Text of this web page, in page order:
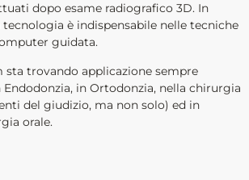
dopo esame radiografico 3D. In
è indispensabile nelle tecniche
guidata.
sta trovando applicazione sempre
in Ortodonzia, nella chirurgia
del giudizio, ma non solo) ed in
orale.